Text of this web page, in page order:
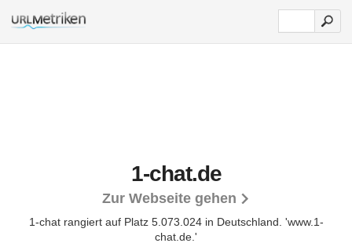
1-chat.de
Zur Webseite gehen
1-chat rangiert auf Platz 5.073.024 in Deutschland. 'www.1-
chat.de.'